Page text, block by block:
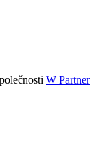
W Partner